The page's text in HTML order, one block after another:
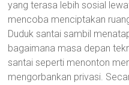
yang terasa lebih sosial
mencoba menciptakan
Duduk santai sambil
bagaimana masa depan
santai seperti menonton
mengorbankan privasi.